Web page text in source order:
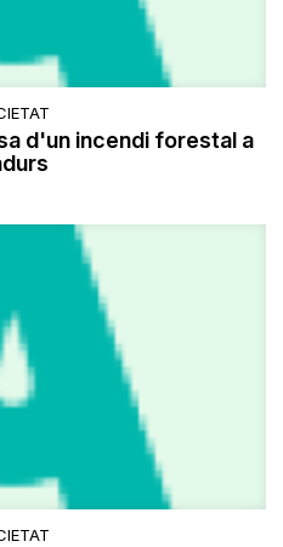
d'un incendi forestal a